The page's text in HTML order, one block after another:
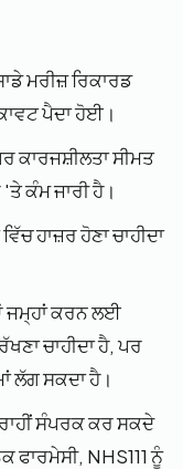
ਮਰੀਜ਼ ਰਿਕਾਰਡ
ਪੈਦਾ ਹੋਈ।
ਸੀਮਤ
ਕੰਮ ਜਾਰੀ ਹੈ।
ਹਾਜ਼ਰ ਹੋਣਾ ਚਾਹੀਦਾ
ਜਮ੍ਹਾਂ ਕਰਨ ਲਈ
ਚਾਹੀਦਾ ਹੈ, ਪਰ
ਲੱਗ ਸਕਦਾ ਹੈ।
ਸੰਪਰਕ ਕਰ ਸਕਦੇ
ਫਾਰਮੇਸੀ, NHS111 ਨੂੰ